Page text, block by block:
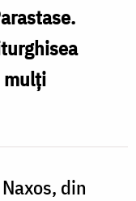
mulți
din